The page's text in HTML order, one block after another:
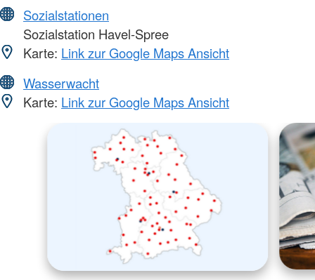
Sozialstationen
Sozialstation Havel-Spree
Karte: Link zur Google Maps Ansicht
Wasserwacht
Karte: Link zur Google Maps Ansicht